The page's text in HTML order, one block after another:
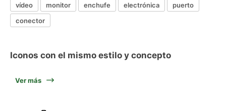
vídeo monitor enchufe electrónica
puerto
conector
Iconos con el mismo estilo y concepto
Ver más